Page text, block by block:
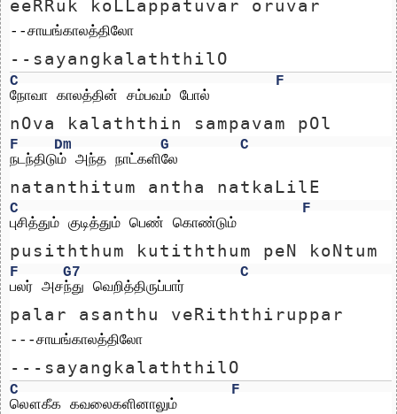
eeRRuk koLLappatuvar oruvar
--சாயங்காலத்திலோ
--sayangkalaththilO
C
F
நோவா காலத்தின் சம்பவம் போல்
nOva kalaththin sampavam pOl
F Dm G
C
நடந்திடும் அந்த நாட்களிலே
natanthitum antha natkaLilE
C
F
புசித்தும் குடித்தும் பெண் கொண்டும்
pusiththum kutiththum peN koNtum
F G7
C
பலர் அசந்து வெறித்திருப்பார்
palar asanthu veRiththiruppar
---சாயங்காலத்திலோ
---sayangkalaththilO
C
F
லௌகீக கவலைகளினாலும்